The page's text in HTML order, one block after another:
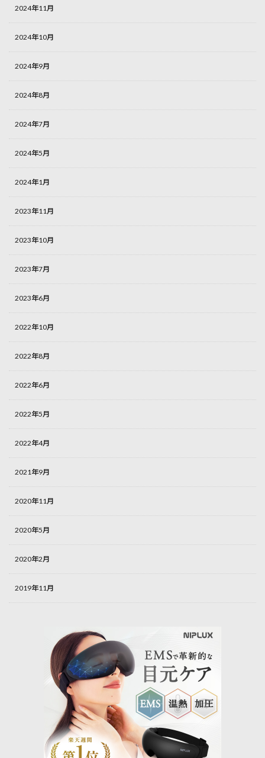
2024年11月
2024年10月
2024年9月
2024年8月
2024年7月
2024年5月
2024年1月
2023年11月
2023年10月
2023年7月
2023年6月
2022年10月
2022年8月
2022年6月
2022年5月
2022年4月
2021年9月
2020年11月
2020年5月
2020年2月
2019年11月